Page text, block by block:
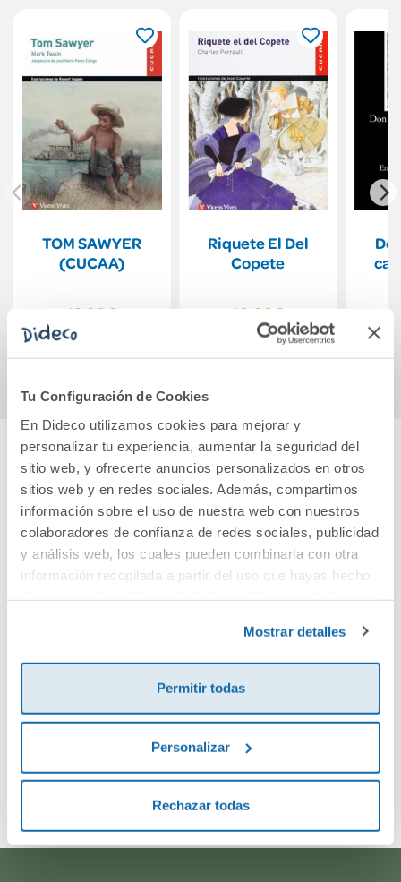
Tu Configuración de Cookies
En Dideco utilizamos cookies para mejorar y
personalizar tu experiencia, aumentar la seguridad del
sitio web, y ofrecerte anuncios personalizados en otros
sitios web y en redes sociales. Además, compartimos
información sobre el uso de nuestra web con nuestros
colaboradores de confianza de redes sociales, publicidad
y análisis web, los cuales pueden combinarla con otra
información recopilada a partir del uso que hayas hecho
Mostrar detalles
Permitir todas
Personalizar
Rechazar todas
TOM SAWYER
(CUCAA)
12,90€
Riquete El Del
Copete
10,90€
Comprar
Cuéntanos tu opinión
¡Sé el primero en valorar este producto!
Envía tu opinión